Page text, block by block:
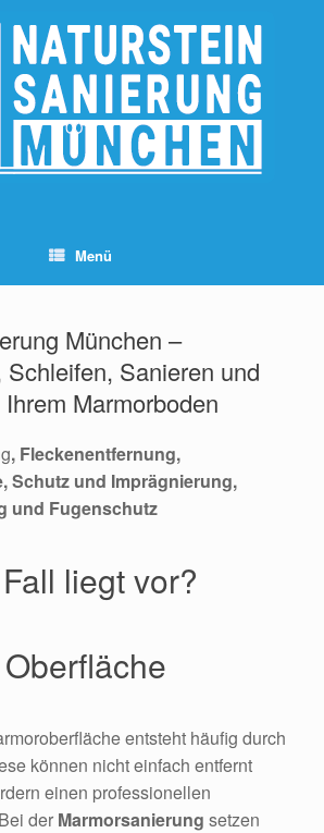
Menü
München –
Schleifen, Sanieren und
Marmorboden
, Fleckenentfernung,
Schutz und Imprägnierung,
und Fugenschutz
liegt vor?
entsteht häufig durch
können nicht einfach entfernt
einen professionellen
der Marmorsanierung setzen